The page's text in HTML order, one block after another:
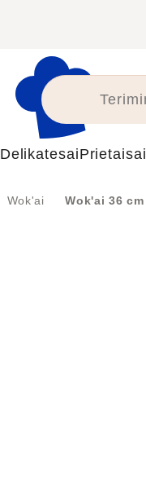
DelikatesaiPrietaisai
Wok'ai Wok'ai 36 cm